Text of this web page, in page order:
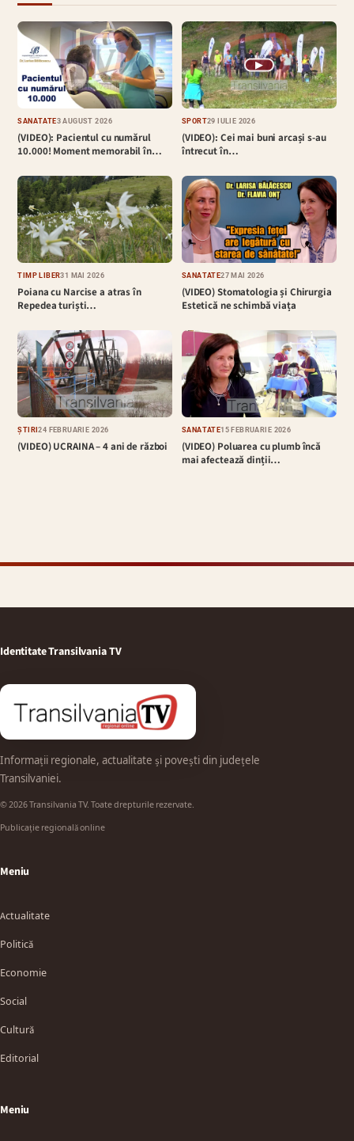
SĂNĂTATE3 AUGUST 2026
(VIDEO): Pacientul cu numărul
10.000! Moment memorabil în…
▶
SPORT29 IULIE 2026
(VIDEO): Cei mai buni arcași s-au
întrecut în…
TIMP LIBER31 MAI 2026
Poiana cu Narcise a atras în
Repedea turiști…
SĂNĂTATE27 MAI 2026
(VIDEO) Stomatologia și Chirurgia
Estetică ne schimbă viața
ȘTIRI24 FEBRUARIE 2026
(VIDEO) UCRAINA – 4 ani de război
SĂNĂTATE15 FEBRUARIE 2026
(VIDEO) Poluarea cu plumb încă
mai afectează dinții…
Identitate Transilvania TV
Informații regionale, actualitate și povești din județele
Transilvaniei.
© 2026 Transilvania TV. Toate drepturile rezervate.
Publicație regională online
Meniu
Actualitate
Politică
Economie
Social
Cultură
Editorial
Meniu